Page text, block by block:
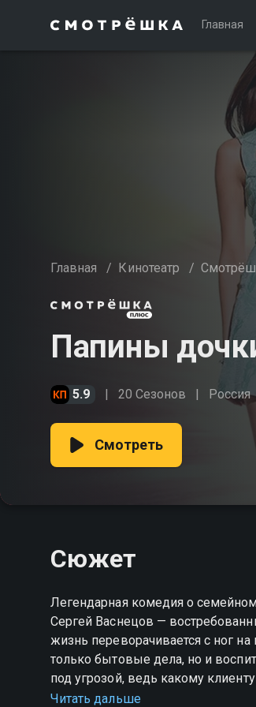
Главная
Главная / Кинотеатр /
Папины
5.9 20 Сезонов Россия
Смотреть
Сюжет
Легендарная комедия о
Сергей Васнецов —
жизнь переворачивается с ног
только бытовые дела, но и
под угрозой, ведь какому
усугубляет и теща Сергея,
Читать дальше